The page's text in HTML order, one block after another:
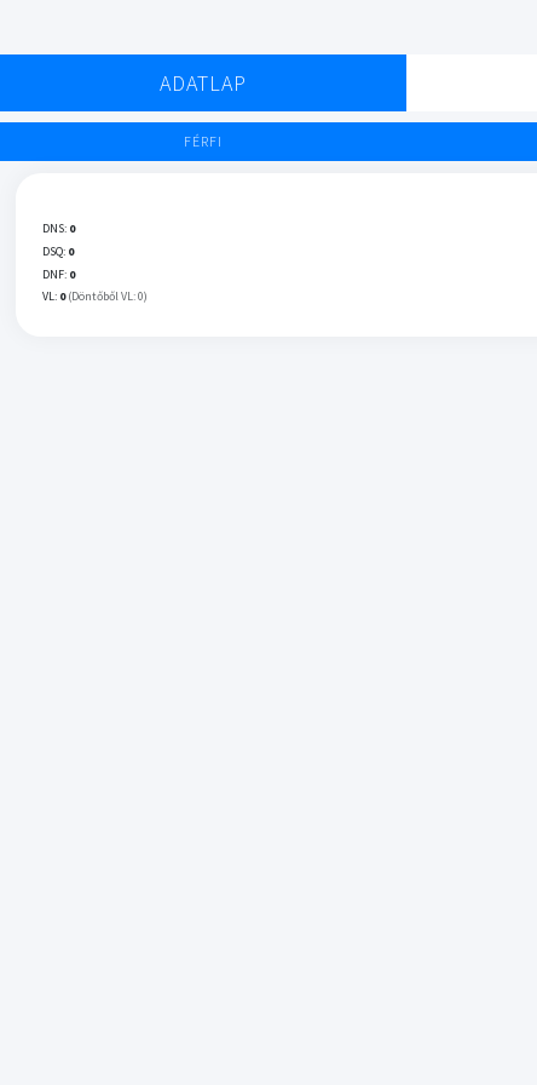
ADATLAP
FÉRFI
DNS: 0
DSQ: 0
DNF: 0
VL: 0 (Döntőből VL: 0)